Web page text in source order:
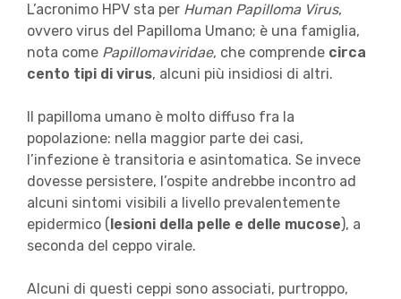
L’acronimo HPV sta per Human Papilloma Virus,
ovvero virus del Papilloma Umano; è una famiglia,
nota come Papillomaviridae, che comprende circa
cento tipi di virus, alcuni più insidiosi di altri.
Il papilloma umano è molto diffuso fra la
popolazione: nella maggior parte dei casi,
l’infezione è transitoria e asintomatica. Se invece
dovesse persistere, l’ospite andrebbe incontro ad
alcuni sintomi visibili a livello prevalentemente
epidermico ( lesioni della pelle e delle mucose), a
seconda del ceppo virale.
Alcuni di questi ceppi sono associati, purtroppo,